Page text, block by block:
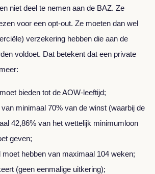
niet deel te nemen aan de BAZ. Ze
voor een opt-out. Ze moeten dan wel
verzekering hebben die aan de
voldoet. Dat betekent dat een private
bieden tot de AOW-leeftijd;
minimaal 70% van de winst (waarbij de
42,86% van het wettelijk minimumloon
geven;
moet hebben van maximaal 104 weken;
(geen eenmalige uitkering);